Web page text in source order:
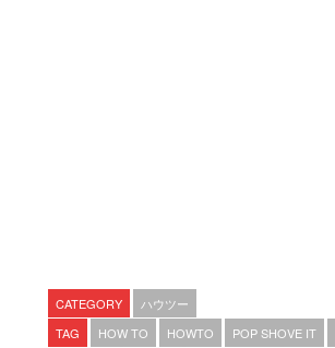
CATEGORY
ハウツー
TAG
HOW TO HOWTO POP SHOVE IT